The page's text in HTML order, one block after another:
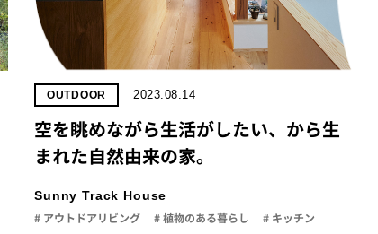
OUTDOOR 2023.08.14
空を眺めながら生活がしたい、から生
まれた自然由来の家。
Sunny Track House
# アウトドアリビング # 植物のある暮らし # キッチン